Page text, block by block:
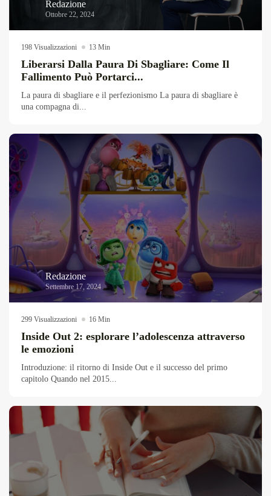
Redazione
Ottobre 22, 2024
198 Visualizzazioni 13 Min
Liberarsi Dalla Paura Di Sbagliare: Come Il
Fallimento Può Portarci...
La paura di sbagliare e il perfezionismo La paura di sbagliare è
una compagna di...
Redazione
Settembre 17, 2024
299 Visualizzazioni 16 Min
Inside Out 2: esplorare l’adolescenza attraverso
le emozioni
Introduzione: il ritorno di Inside Out e il successo del primo
capitolo Quando nel 2015...